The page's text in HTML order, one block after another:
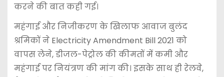
करने की बात कही गई।
महंगाई और निजीकरण के खिलाफ आवाज बुलंद
श्रमिकों ने Electricity Amendment Bill 2021 को
वापस लेने, डीजल-पेट्रोल की कीमतों में कमी और
महंगाई पर नियंत्रण की मांग की। इसके साथ ही रेलवे,